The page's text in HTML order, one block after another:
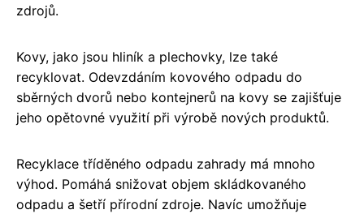
zdrojů.
Kovy, jako jsou hliník a plechovky, lze také
recyklovat. Odevzdáním kovového odpadu do
sběrných dvorů nebo kontejnerů na kovy se zajišťuje
jeho opětovné využití při výrobě nových produktů.
Recyklace tříděného odpadu zahrady má mnoho
výhod. Pomáhá snižovat objem skládkovaného
odpadu a šetří přírodní zdroje. Navíc umožňuje